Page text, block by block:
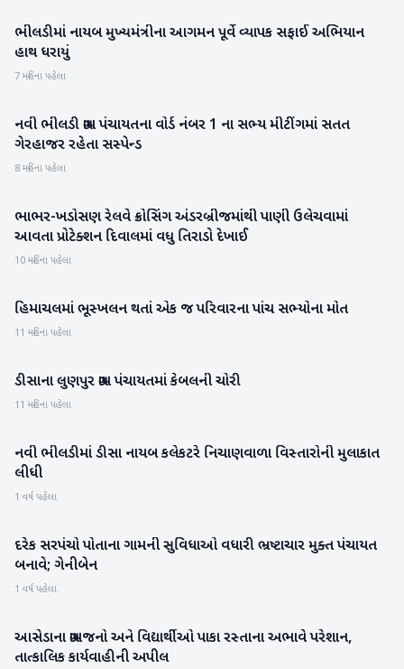
બનાસકાંઠા
ભીલડીમાં નાયબ મુખ્યમંત્રીના આગમન પૂર્વે વ્યાપક સફાઈ અભિયાન
હાથ ધરાયું
7 મહિના પહેલા
બનાસકાંઠા
નવી ભીલડી ગ્રામ પંચાયતના વોર્ડ નંબર 1 ના સભ્ય મીટીંગમાં સતત
ગેરહાજર રહેતા સસ્પેન્ડ
8 મહિના પહેલા
બનાસકાંઠા
ભાભર-ખડોસણ રેલવે ક્રોસિંગ અંડરબ્રીજમાંથી પાણી ઉલેચવામાં
આવતા પ્રોટેક્શન દિવાલમાં વધુ તિરાડો દેખાઈ
10 મહિના પહેલા
રાષ્ટ્રીય
હિમાચલમાં ભૂસ્‍ખલન થતાં એક જ પરિવારના પાંચ સભ્‍યોના મોત
11 મહિના પહેલા
બનાસકાંઠા ડીસાના લુણપુર ગ્રામ પંચાયતમાં કેબલની ચોરી
11 મહિના પહેલા
બનાસકાંઠા
નવી ભીલડીમાં ડીસા નાયબ કલેકટરે નિચાણવાળા વિસ્તારોની મુલાકાત
લીધી
1 વર્ષ પહેલા
પાટણ
દરેક સરપંચો પોતાના ગામની સુવિધાઓ વધારી ભ્રષ્ટાચાર મુક્ત પંચાયત
બનાવે; ગેનીબેન
1 વર્ષ પહેલા
બનાસકાંઠા
આસેડાના ગ્રામજનો અને વિદ્યાર્થીઓ પાકા રસ્તાના અભાવે પરેશાન,
તાત્કાલિક કાર્યવાહીની અપીલ